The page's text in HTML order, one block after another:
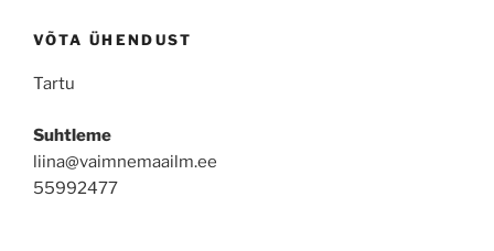
VÕTA ÜHENDUST
Tartu
Suhtleme
liina@vaimnemaailm.ee
55992477